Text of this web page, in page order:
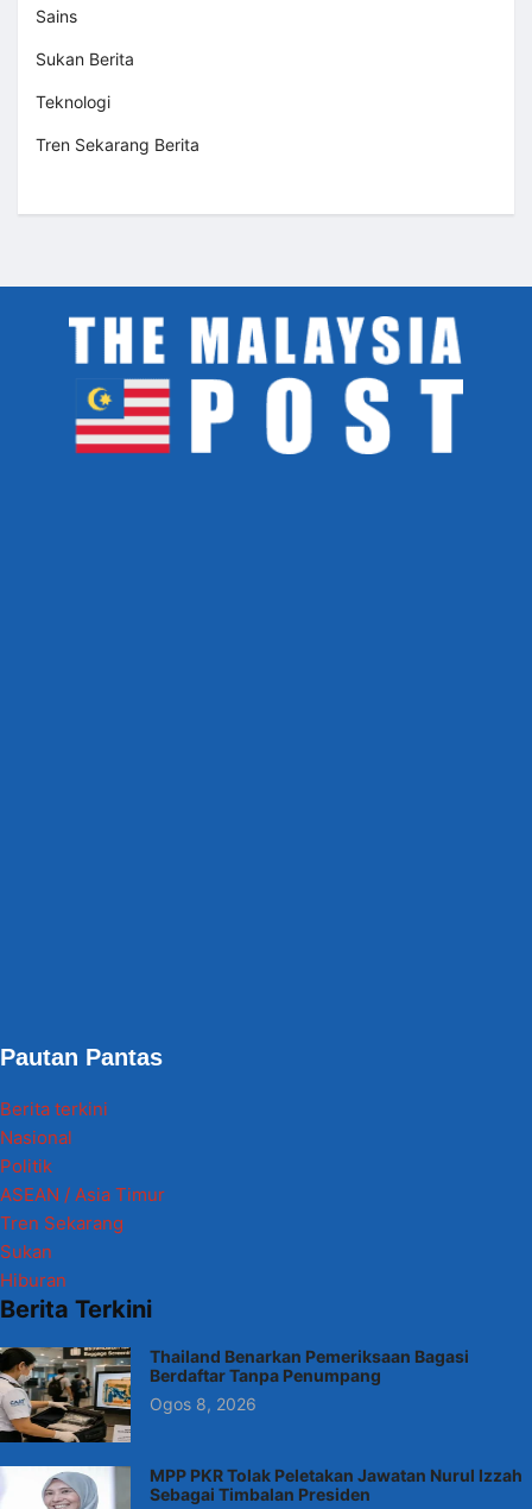
Sains
Sukan Berita
Teknologi
Tren Sekarang Berita
Pautan Pantas
Berita terkini
Nasional
Politik
ASEAN / Asia Timur
Tren Sekarang
Sukan
Hiburan
Berita Terkini
Thailand Benarkan Pemeriksaan Bagasi
Berdaftar Tanpa Penumpang
Ogos 8, 2026
MPP PKR Tolak Peletakan Jawatan Nurul Izzah
Sebagai Timbalan Presiden